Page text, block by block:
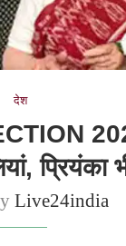
देश
प्रियंका
Live24india